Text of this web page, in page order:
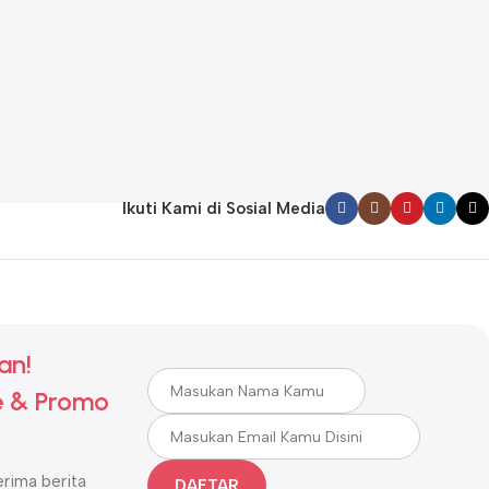
Ikuti Kami di Sosial Media
Promo
berita